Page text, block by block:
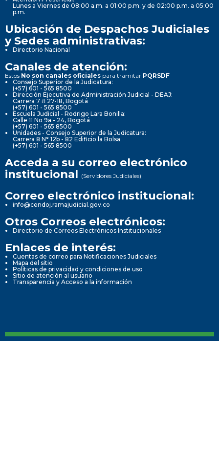
Lunes a Viernes de 08:00 a.m. a 01:00 p.m. y de 02:00 p.m. a 05:00
p.m.
Ubicación de Despachos Judiciales
y Sedes administrativas:
Directorio Nacional
Canales de atención:
Estos No son canales oficiales para tramitar PQRSDF
Consejo Superior de la Judicatura:
(+57) 601 - 565 8500
Dirección Ejecutiva de Administración Judicial - DEAJ:
Carrera 7 # 27-18, Bogotá
(+57) 601 - 565 8500
Escuela Judicial - Rodrigo Lara Bonilla:
Calle 11 No 9a - 24, Bogotá
(+57) 601 - 565 8500
Unidades - Consejo Superior de la Judicatura:
Carrera 8 N° 12b - 82 Edificio la Bolsa
(+57) 601 - 565 8500
Acceda a su correo electrónico
institucional (Servidores Judiciales)
Correo electrónico institucional:
info@cendoj.ramajudicial.gov.co
Otros Correos electrónicos:
Directorio de Correos Electrónicos Institucionales
Enlaces de interés:
Cuentas de correo para Notificaciones Judiciales
Mapa del sitio
Políticas de privacidad y condiciones de uso
Sitio de atención al usuario
Transparencia y Acceso a la información